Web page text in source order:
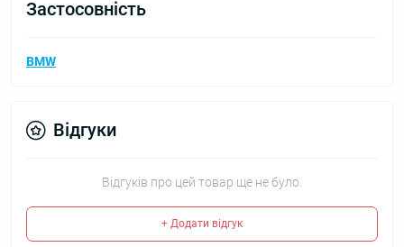
Застосовність
BMW
Відгуки
Відгуків про цей товар ще не було.
+ Додати відгук